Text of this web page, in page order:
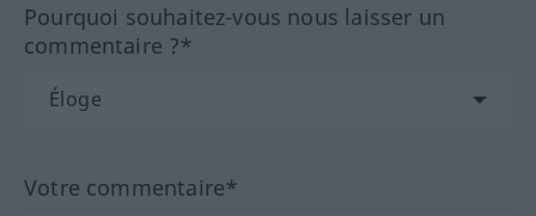
Pourquoi souhaitez-vous nous laisser un
commentaire ?*
Votre commentaire*